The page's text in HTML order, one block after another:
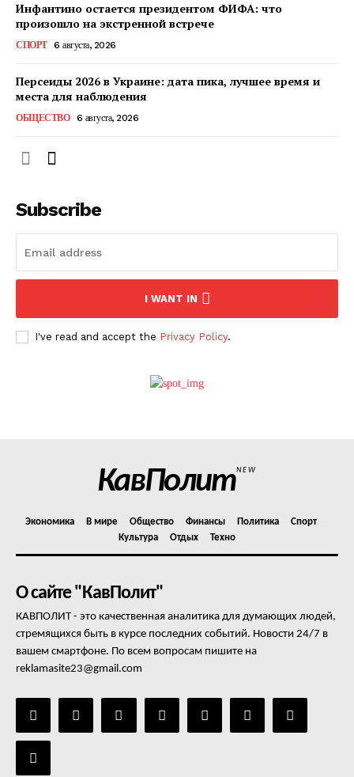
КавПолит
О нас
Политика конфиденциальности
Инфантино остается президентом ФИФА: что
произошло на экстренной встрече
СПОРТ 6 августа, 2026
Персеиды 2026 в Украине: дата пика, лучшее время и
места для наблюдения
ОБЩЕСТВО 6 августа, 2026
Subscribe
I WANT IN
I've read and accept the Privacy Policy.
КавПолитNEW
Экономика В мире Общество Финансы Политика
Спорт
Культура
Отдых Техно
О сайте "КавПолит"
КАВПОЛИТ - это качественная аналитика для думающих людей,
стремящихся быть в курсе последних событий. Новости 24/7 в
вашем смартфоне. По всем вопросам пишите на
reklamasite23@gmail.com